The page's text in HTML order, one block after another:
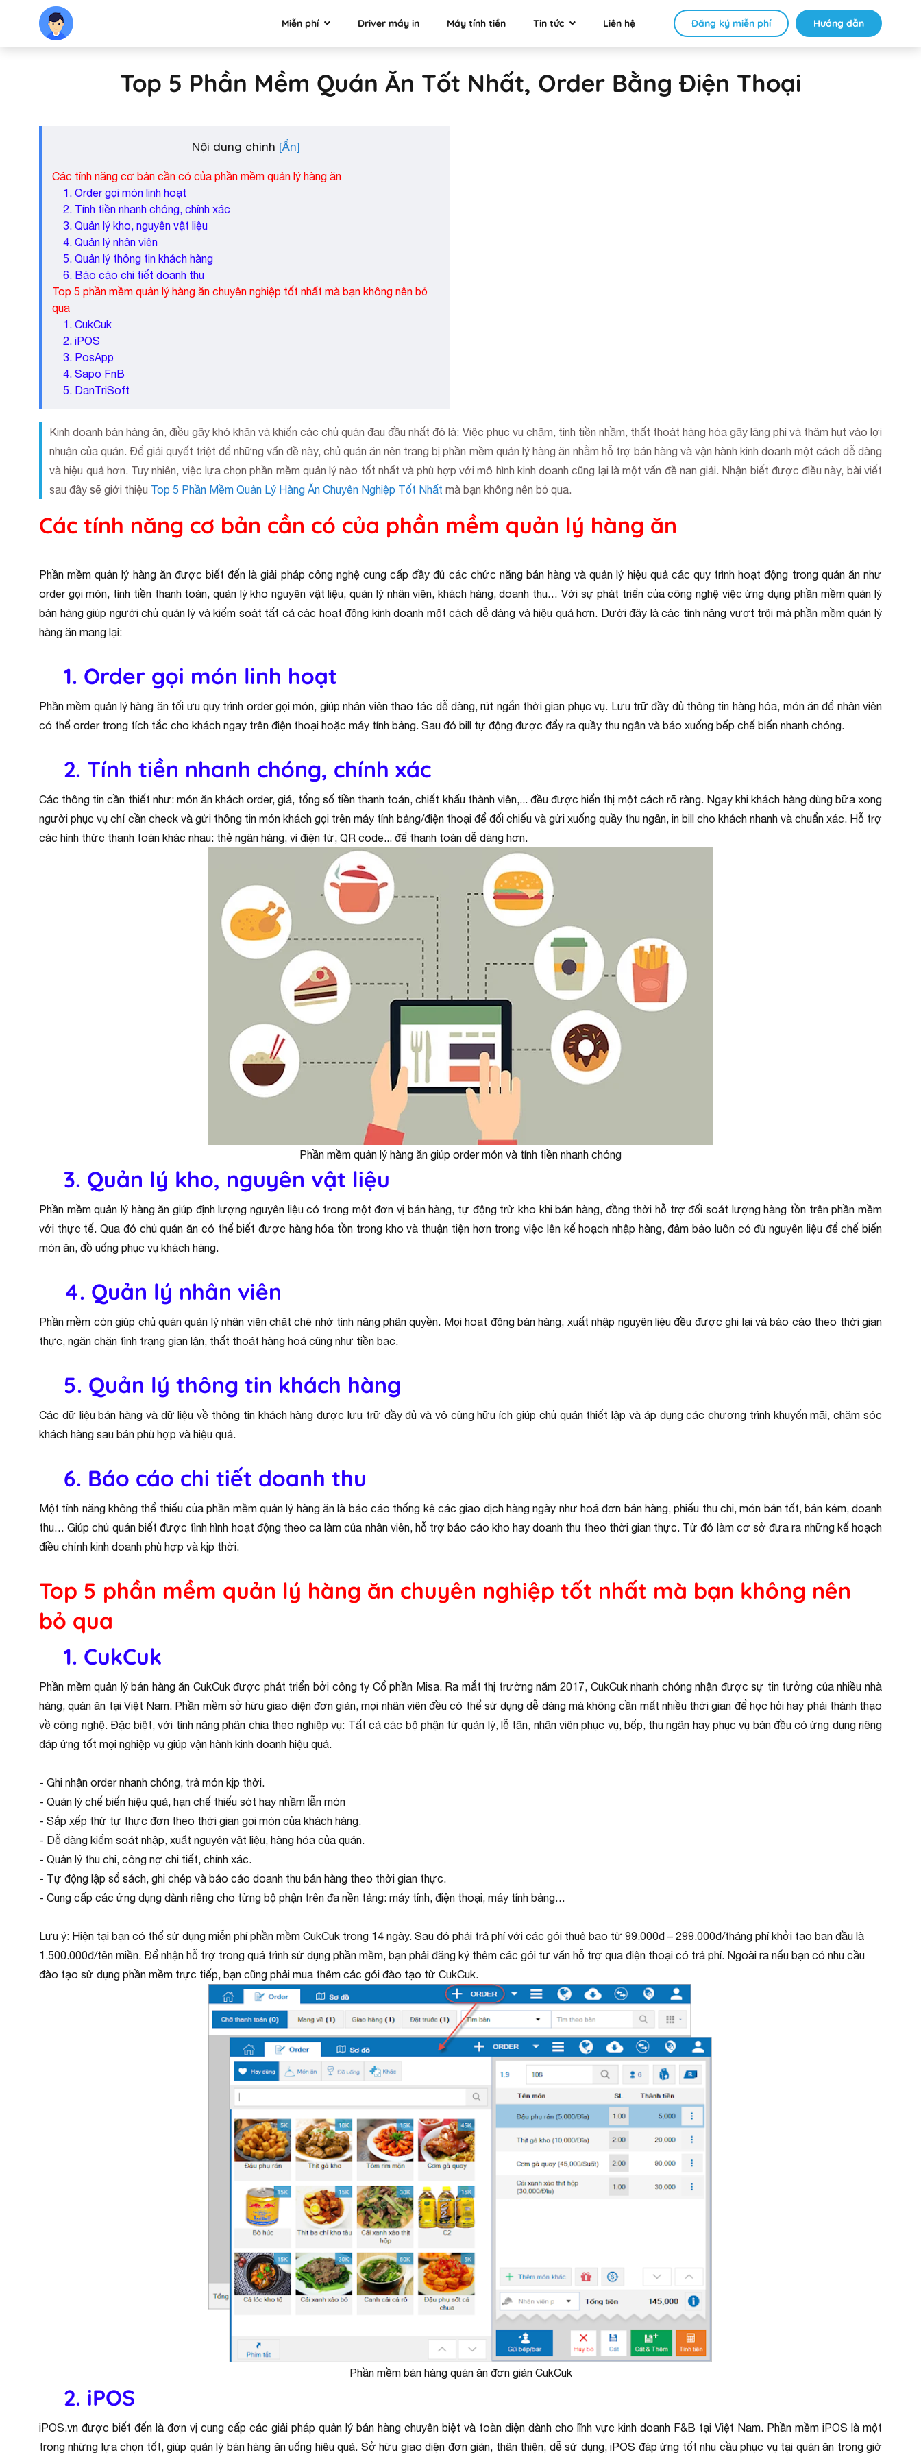
Miễn phí Driver máy in Máy tính tiền Tin tức Liên hệ Đăng ký miễn phí Hướng dẫn
Top 5 Phần Mềm Quán Ăn Tốt Nhất, Order Bằng Điện Thoại
Nội dung chính
Các tính năng cơ bản cần có của phần mềm quản lý hàng ăn
1. Order gọi món linh hoạt
2. Tính tiền nhanh chóng, chính xác
3. Quản lý kho, nguyên vật liệu
4. Quản lý nhân viên
5. Quản lý thông tin khách hàng
6. Báo cáo chi tiết doanh thu
Top 5 phần mềm quản lý hàng ăn chuyên nghiệp tốt nhất mà bạn không nên bỏ
qua
1. CukCuk
2. iPOS
3. PosApp
4. Sapo FnB
5. DanTriSoft
Kinh doanh bán hàng ăn, điều gây khó khăn và khiến các chủ quán đau đầu nhất đó là: Việc phục vụ chậm, tính tiền nhầm, thất thoát hàng hóa gây lãng phí và thâm hụt vào lợi
nhuận của quán. Để giải quyết triệt để những vấn đề này, chủ quán ăn nên trang bị phần mềm quản lý hàng ăn nhằm hỗ trợ bán hàng và vận hành kinh doanh một cách dễ dàng
và hiệu quả hơn. Tuy nhiên, việc lựa chọn phần mềm quản lý nào tốt nhất và phù hợp với mô hình kinh doanh cũng lại là một vấn đề nan giải. Nhận biết được điều này, bài viết
sau đây sẽ giới thiệu Top 5 Phần Mềm Quản Lý Hàng Ăn Chuyên Nghiệp Tốt Nhất mà bạn không nên bỏ qua.
Các tính năng cơ bản cần có của phần mềm quản lý hàng ăn
Phần mềm quản lý hàng ăn được biết đến là giải pháp công nghệ cung cấp đầy đủ các chức năng bán hàng và quản lý hiệu quả các quy trình hoạt động trong quán ăn như
order gọi món, tính tiền thanh toán, quản lý kho nguyên vật liệu, quản lý nhân viên, khách hàng, doanh thu… Với sự phát triển của công nghệ việc ứng dụng phần mềm quản lý
bán hàng giúp người chủ quản lý và kiểm soát tất cả các hoạt động kinh doanh một cách dễ dàng và hiệu quả hơn. Dưới đây là các tính năng vượt trội mà phần mềm quản lý
hàng ăn mang lại:
1. Order gọi món linh hoạt
Phần mềm quản lý hàng ăn tối ưu quy trình order gọi món, giúp nhân viên thao tác dễ dàng, rút ngắn thời gian phục vụ. Lưu trữ đầy đủ thông tin hàng hóa, món ăn để nhân viên
có thể order trong tích tắc cho khách ngay trên điện thoại hoặc máy tính bảng. Sau đó bill tự động được đẩy ra quầy thu ngân và báo xuống bếp chế biến nhanh chóng.
2. Tính tiền nhanh chóng, chính xác
Các thông tin cần thiết như: món ăn khách order, giá, tổng số tiền thanh toán, chiết khấu thành viên,... đều được hiển thị một cách rõ ràng. Ngay khi khách hàng dùng bữa xong
người phục vụ chỉ cần check và gửi thông tin món khách gọi trên máy tính bảng/điện thoại để đối chiếu và gửi xuống quầy thu ngân, in bill cho khách nhanh và chuẩn xác. Hỗ trợ
các hình thức thanh toán khác nhau: thẻ ngân hàng, ví điện tử, QR code... để thanh toán dễ dàng hơn.
Phần mềm quản lý hàng ăn giúp order món và tính tiền nhanh chóng
3. Quản lý kho, nguyên vật liệu
Phần mềm quản lý hàng ăn giúp định lượng nguyên liệu có trong một đơn vị bán hàng, tự động trừ kho khi bán hàng, đồng thời hỗ trợ đối soát lượng hàng tồn trên phần mềm
với thực tế. Qua đó chủ quán ăn có thể biết được hàng hóa tồn trong kho và thuận tiện hơn trong việc lên kế hoạch nhập hàng, đảm bảo luôn có đủ nguyên liệu để chế biến
món ăn, đồ uống phục vụ khách hàng.
4. Quản lý nhân viên
Phần mềm còn giúp chủ quán quản lý nhân viên chặt chẽ nhờ tính năng phân quyền. Mọi hoạt động bán hàng, xuất nhập nguyên liệu đều được ghi lại và báo cáo theo thời gian
thực, ngăn chặn tình trạng gian lận, thất thoát hàng hoá cũng như tiền bạc.
5. Quản lý thông tin khách hàng
Các dữ liệu bán hàng và dữ liệu về thông tin khách hàng được lưu trữ đầy đủ và vô cùng hữu ích giúp chủ quán thiết lập và áp dụng các chương trình khuyến mãi, chăm sóc
khách hàng sau bán phù hợp và hiệu quả.
6. Báo cáo chi tiết doanh thu
Một tính năng không thể thiếu của phần mềm quản lý hàng ăn là báo cáo thống kê các giao dịch hàng ngày như hoá đơn bán hàng, phiếu thu chi, món bán tốt, bán kém, doanh
thu… Giúp chủ quán biết được tình hình hoạt động theo ca làm của nhân viên, hỗ trợ báo cáo kho hay doanh thu theo thời gian thực. Từ đó làm cơ sở đưa ra những kế hoạch
điều chỉnh kinh doanh phù hợp và kịp thời.
Top 5 phần mềm quản lý hàng ăn chuyên nghiệp tốt nhất mà bạn không nên
bỏ qua
1. CukCuk
Phần mềm quản lý bán hàng ăn CukCuk được phát triển bởi công ty Cổ phần Misa. Ra mắt thị trường năm 2017, CukCuk nhanh chóng nhận được sự tin tưởng của nhiều nhà
hàng, quán ăn tại Việt Nam. Phần mềm sở hữu giao diện đơn giản, mọi nhân viên đều có thể sử dụng dễ dàng mà không cần mất nhiều thời gian để học hỏi hay phải thành thạo
về công nghệ. Đặc biệt, với tính năng phân chia theo nghiệp vụ: Tất cả các bộ phận từ quản lý, lễ tân, nhân viên phục vụ, bếp, thu ngân hay phục vụ bàn đều có ứng dụng riêng
đáp ứng tốt mọi nghiệp vụ giúp vận hành kinh doanh hiệu quả.
- Ghi nhận order nhanh chóng, trả món kịp thời.
- Quản lý chế biến hiệu quả, hạn chế thiếu sót hay nhầm lẫn món
- Sắp xếp thứ tự thực đơn theo thời gian gọi món của khách hàng.
- Dễ dàng kiểm soát nhập, xuất nguyên vật liệu, hàng hóa của quán.
- Quản lý thu chi, công nợ chi tiết, chính xác.
- Tự động lập sổ sách, ghi chép và báo cáo doanh thu bán hàng theo thời gian thực.
- Cung cấp các ứng dụng dành riêng cho từng bộ phận trên đa nền tảng: máy tính, điện thoại, máy tính bảng…
Lưu ý: Hiện tại bạn có thể sử dụng miễn phí phần mềm CukCuk trong 14 ngày. Sau đó phải trả phí với các gói thuê bao từ 99.000đ – 299.000đ/tháng phí khởi tạo ban đầu là
1.500.000đ/tên miền. Để nhận hỗ trợ trong quá trình sử dụng phần mềm, bạn phải đăng ký thêm các gói tư vấn hỗ trợ qua điện thoại có trả phí. Ngoài ra nếu bạn có nhu cầu
đào tạo sử dụng phần mềm trực tiếp, bạn cũng phải mua thêm các gói đào tạo từ CukCuk.
Phần mềm bán hàng quán ăn đơn giản CukCuk
2. iPOS
iPOS.vn được biết đến là đơn vị cung cấp các giải pháp quản lý bán hàng chuyên biệt và toàn diện dành cho lĩnh vực kinh doanh F&B tại Việt Nam. Phần mềm iPOS là một
trong những lựa chọn tốt, giúp quản lý bán hàng ăn uống hiệu quả. Sở hữu giao diện đơn giản, thân thiện, dễ sử dụng, iPOS đáp ứng tốt nhu cầu phục vụ tại quán ăn trong giờ